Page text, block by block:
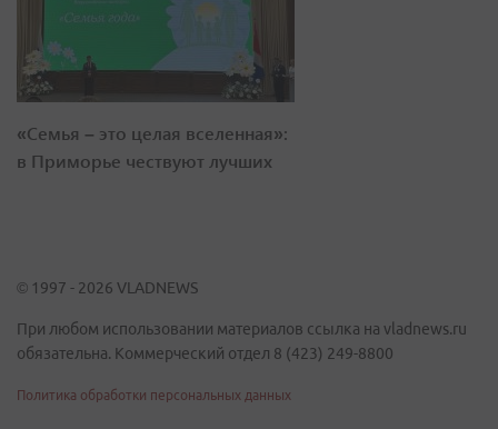
«Семья – это целая вселенная»:
в Приморье чествуют лучших
© 1997 - 2026 VLADNEWS
При любом использовании материалов ссылка на vladnews.ru
обязательна. Коммерческий отдел 8 (423) 249-8800
Политика обработки персональных данных